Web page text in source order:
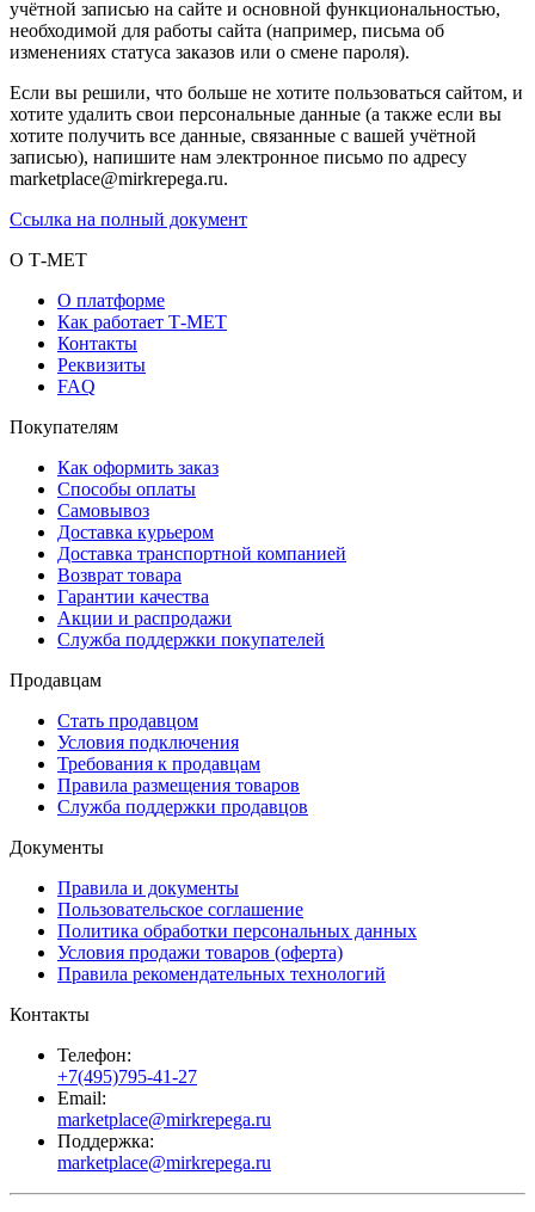
учётной записью на сайте и основной функциональностью,
необходимой для работы сайта (например, письма об
изменениях статуса заказов или о смене пароля).
Если вы решили, что больше не хотите пользоваться сайтом, и
хотите удалить свои персональные данные (а также если вы
хотите получить все данные, связанные с вашей учётной
записью), напишите нам электронное письмо по адресу
marketplace@mirkrepega.ru.
Ссылка на полный документ
О Т-МЕТ
О платформе
Как работает Т-МЕТ
Контакты
Реквизиты
FAQ
Покупателям
Как оформить заказ
Способы оплаты
Самовывоз
Доставка курьером
Доставка транспортной компанией
Возврат товара
Гарантии качества
Акции и распродажи
Служба поддержки покупателей
Продавцам
Стать продавцом
Условия подключения
Требования к продавцам
Правила размещения товаров
Служба поддержки продавцов
Документы
Правила и документы
Пользовательское соглашение
Политика обработки персональных данных
Условия продажи товаров (оферта)
Правила рекомендательных технологий
Контакты
Телефон:
+7(495)795-41-27
Email:
marketplace@mirkrepega.ru
Поддержка:
marketplace@mirkrepega.ru